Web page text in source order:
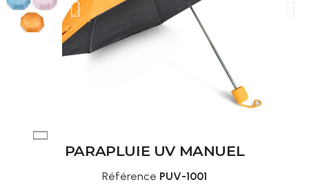
PARAPLUIE UV MANUEL
Référence PUV-1001